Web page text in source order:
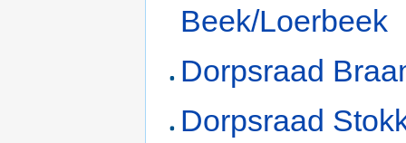
Beek/Loerbeek
Dorpsraad
Dorpsraad